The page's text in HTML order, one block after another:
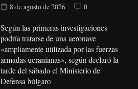
8 de agosto de 2026
0
Según las primeras investigaciones
podría tratarse de una aeronave
«ampliamente utilizada por las fuerzas
armadas ucranianas», según declaró la
tarde del sábado el Ministerio de
Defensa búlgaro